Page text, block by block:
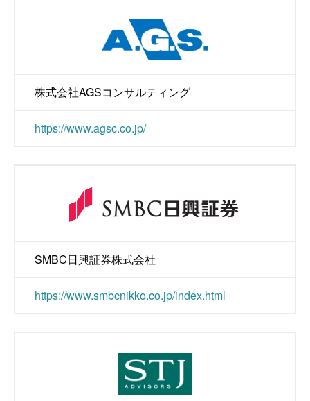
株式会社AGSコンサルティング
https://www.agsc.co.jp/
SMBC日興証券株式会社
https://www.smbcnikko.co.jp/index.html